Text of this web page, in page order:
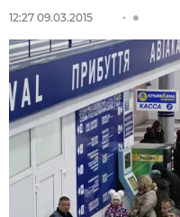
12:27 09.03.2015